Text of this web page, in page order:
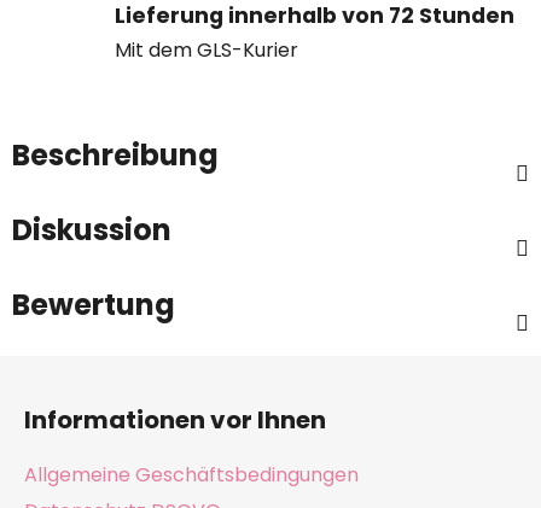
Lieferung innerhalb von 72 Stunden
Mit dem GLS-Kurier
Beschreibung
Diskussion
Bewertung
Informationen vor Ihnen
Allgemeine Geschäftsbedingungen